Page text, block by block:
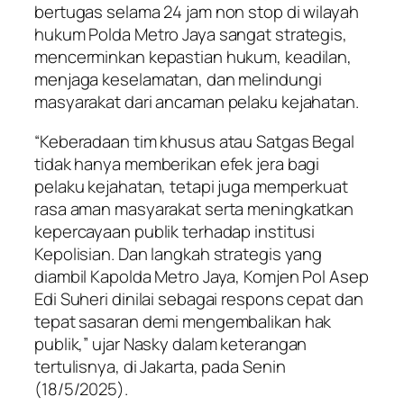
bertugas selama 24 jam non stop di wilayah
hukum Polda Metro Jaya sangat strategis,
mencerminkan kepastian hukum, keadilan,
menjaga keselamatan, dan melindungi
masyarakat dari ancaman pelaku kejahatan.
“Keberadaan tim khusus atau Satgas Begal
tidak hanya memberikan efek jera bagi
pelaku kejahatan, tetapi juga memperkuat
rasa aman masyarakat serta meningkatkan
kepercayaan publik terhadap institusi
Kepolisian. Dan langkah strategis yang
diambil Kapolda Metro Jaya, Komjen Pol Asep
Edi Suheri dinilai sebagai respons cepat dan
tepat sasaran demi mengembalikan hak
publik,” ujar Nasky dalam keterangan
tertulisnya, di Jakarta, pada Senin
(18/5/2025).